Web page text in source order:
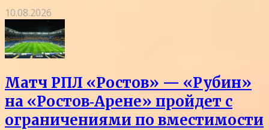
10.08.2026
Матч РПЛ «Ростов» — «Рубин»
на «Ростов‑Арене» пройдет с
ограничениями по вместимости